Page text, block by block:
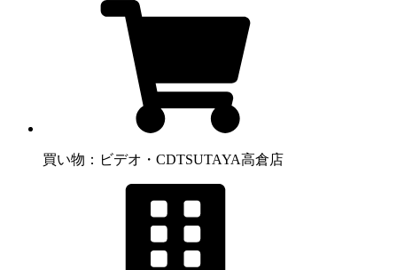
買い物：ビデオ・CDTSUTAYA高倉店